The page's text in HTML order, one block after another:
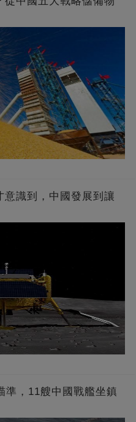
識到，中國發展到讓
準，11艘中國戰艦坐鎮